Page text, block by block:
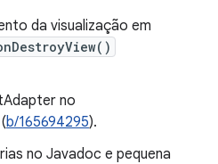
da visualização em
no
b/165694295).
no Javadoc e pequena